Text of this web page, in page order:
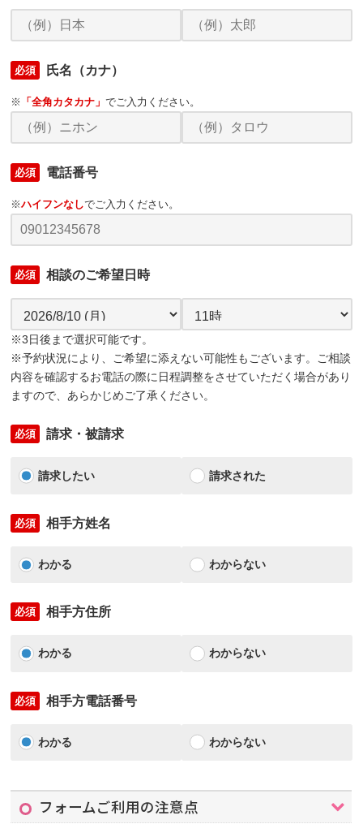
必須 氏名（カナ）
※ 「全角カタカナ」でご入力ください。
必須 電話番号
※ハイフンなしでご入力ください。
必須 相談のご希望日時
※3日後まで選択可能です。
※予約状況により、ご希望に添えない可能性もございます。ご相談
内容を確認するお電話の際に日程調整をさせていただく場合があり
ますので、あらかじめご了承ください。
必須 請求・被請求
請求したい 請求された
必須 相手方姓名
わかる わからない
必須 相手方住所
わかる わからない
必須 相手方電話番号
わかる わからない
フォームご利用の注意点